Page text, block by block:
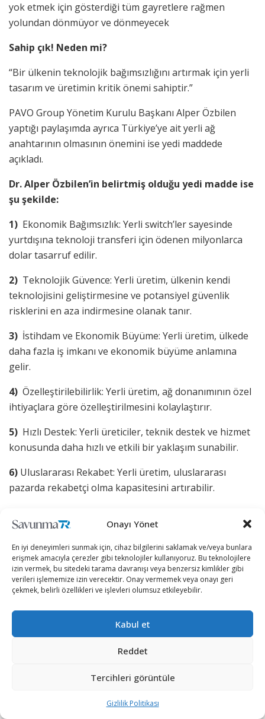
Onayı Yönet
En iyi deneyimleri sunmak için, cihaz bilgilerini saklamak ve/veya bunlara
erişmek amacıyla çerezler gibi teknolojiler kullanıyoruz. Bu teknolojilere
izin vermek, bu sitedeki tarama davranışı veya benzersiz kimlikler gibi
verileri işlememize izin verecektir. Onay vermemek veya onayı geri
çekmek, belirli özellikleri ve işlevleri olumsuz etkileyebilir.
Kabul et
Reddet
Tercihleri görüntüle
Gizlilik Politikası
yok etmek için gösterdiği tüm gayretlere rağmen
yolundan dönmüyor ve dönmeyecek
Sahip çık! Neden mi?
“Bir ülkenin teknolojik bağımsızlığını artırmak için yerli
tasarım ve üretimin kritik önemi sahiptir.”
PAVO Group Yönetim Kurulu Başkanı Alper Özbilen
yaptığı paylaşımda ayrıca Türkiye’ye ait yerli ağ
anahtarının olmasının önemini ise yedi maddede
açıkladı.
Dr. Alper Özbilen’in belirtmiş olduğu yedi madde ise
şu şekilde:
1) Ekonomik Bağımsızlık: Yerli switch’ler sayesinde
yurtdışına teknoloji transferi için ödenen milyonlarca
dolar tasarruf edilir.
2) Teknolojik Güvence: Yerli üretim, ülkenin kendi
teknolojisini geliştirmesine ve potansiyel güvenlik
risklerini en aza indirmesine olanak tanır.
3) İstihdam ve Ekonomik Büyüme: Yerli üretim, ülkede
daha fazla iş imkanı ve ekonomik büyüme anlamına
gelir.
4) Özelleştirilebilirlik: Yerli üretim, ağ donanımının özel
ihtiyaçlara göre özelleştirilmesini kolaylaştırır.
5) Hızlı Destek: Yerli üreticiler, teknik destek ve hizmet
konusunda daha hızlı ve etkili bir yaklaşım sunabilir.
6) Uluslararası Rekabet: Yerli üretim, uluslararası
pazarda rekabetçi olma kapasitesini artırabilir.
siber güvenlik tehditlerine karşı ekstra bir koruma
katmanı sunar.
Haberleşme teknolojileri ile ilgili pek çok alanda
çalışmlar yapan PAVO Group, geliştirmiş olduğu
rakip olacak.
Bugüne kadar hem kamu kuruluşlarında hem de özel
sektördeki birçok firmada Cisco ve Huawei gibi
güvenliğinde Türkiye için risk oluşturduğu ise aşikar.